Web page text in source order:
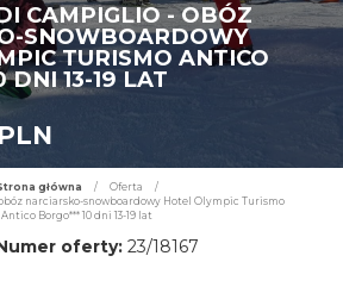
CAMPIGLIO - OBÓZ
SNOWBOARDOWY
TURISMO ANTICO
DNI 13-19 LAT
główna / Oferta
/
narciarsko-snowboardowy Hotel Olympic Turismo
Antico Borgo*** 10 dni 13-19 lat
oferty:23/18167